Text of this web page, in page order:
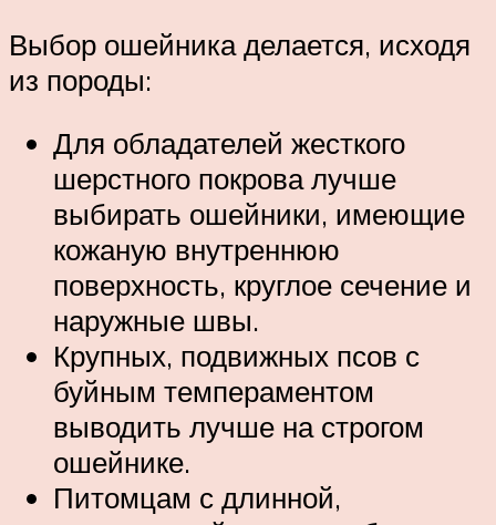
Выбор ошейника делается, исходя
из породы:
Для обладателей жесткого
шерстного покрова лучше
выбирать ошейники, имеющие
кожаную внутреннюю
поверхность, круглое сечение и
наружные швы.
Крупных, подвижных псов с
буйным темпераментом
выводить лучше на строгом
ошейнике.
Питомцам с длинной,